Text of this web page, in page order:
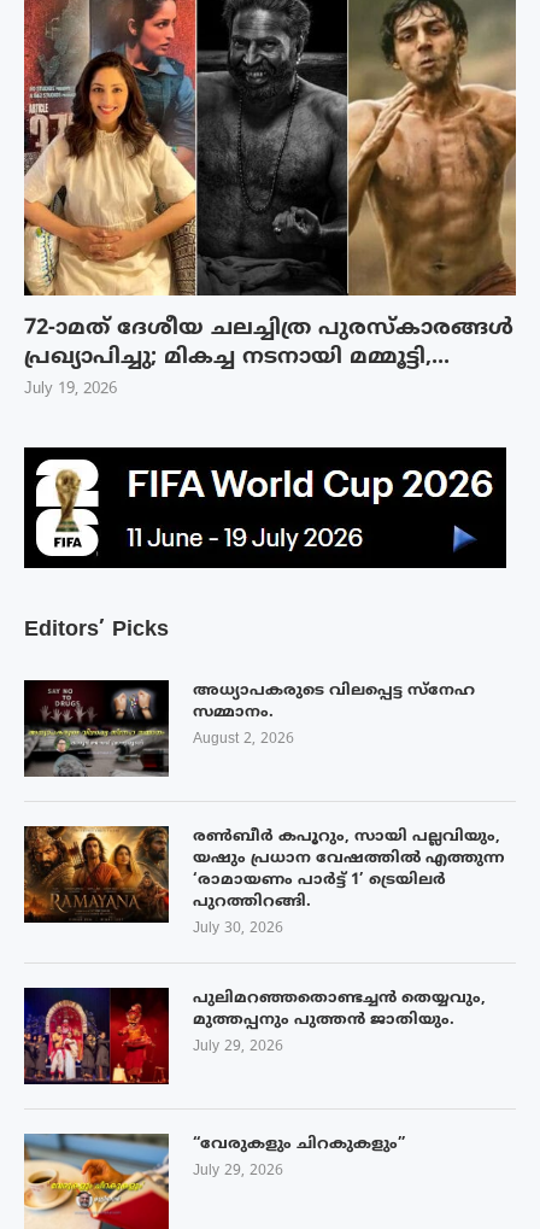
Editors’ Picks
അധ്യാപകരുടെ വിലപ്പെട്ട സ്നേഹ
സമ്മാനം.
August 2, 2026
രൺബീർ കപൂറും, സായി പല്ലവിയും,
യഷും പ്രധാന വേഷത്തിൽ എത്തുന്ന
‘രാമായണം പാർട്ട് 1’ ട്രെയിലർ
പുറത്തിറങ്ങി.
July 30, 2026
പുലിമറഞ്ഞതൊണ്ടച്ചൻ തെയ്യവും,
മുത്തപ്പനും പുത്തൻ ജാതിയും.
July 29, 2026
“വേരുകളും ചിറകുകളും”
July 29, 2026
72-ാമത് ദേശീയ ചലച്ചിത്ര പുരസ്‌കാരങ്ങള്‍
പ്രഖ്യാപിച്ചു; മികച്ച നടനായി മമ്മൂട്ടി,...
July 19, 2026